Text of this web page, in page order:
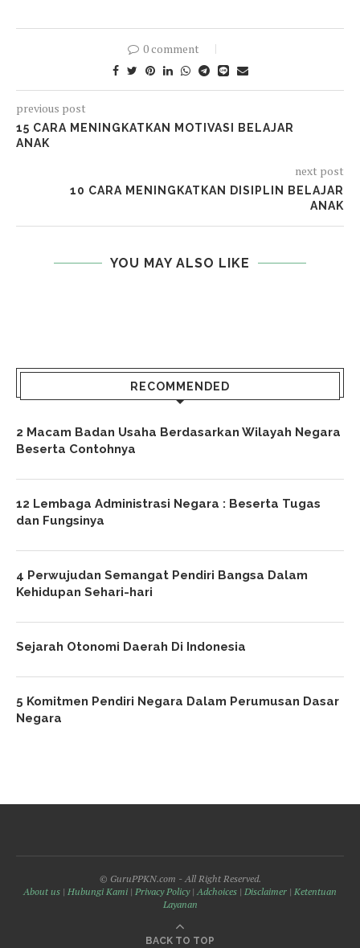
0 comment
previous post
15 CARA MENINGKATKAN MOTIVASI BELAJAR
ANAK
next post
10 CARA MENINGKATKAN DISIPLIN BELAJAR
ANAK
YOU MAY ALSO LIKE
RECOMMENDED
2 Macam Badan Usaha Berdasarkan Wilayah Negara
Beserta Contohnya
12 Lembaga Administrasi Negara : Beserta Tugas
dan Fungsinya
4 Perwujudan Semangat Pendiri Bangsa Dalam
Kehidupan Sehari-hari
Sejarah Otonomi Daerah Di Indonesia
5 Komitmen Pendiri Negara Dalam Perumusan Dasar
Negara
© GuruPPKN.com - All Right Reserved.
About us | Hubungi Kami | Privacy Policy|Adchoices | Disclaimer | Ketentuan
Layanan
BACK TO TOP